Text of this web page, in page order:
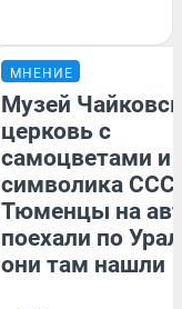
МНЕНИЕ
Музей
церковь с
самоцветами и
символика
Тюменцы на
поехали по
они там нашли